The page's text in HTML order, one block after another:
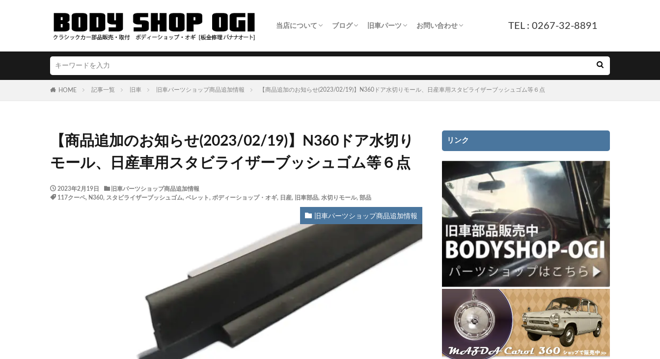
当店について ブログ 旧車パーツ お問い合わせ TEL : 0267-32-8891
HOME 記事一覧 旧車 旧車パーツショップ商品追加情報 【商品追加のお知らせ(2023/02/19)】N360ドア水切りモール、日産車用スタビライザーブッシュゴム等６点
【商品追加のお知らせ(2023/02/19)】N360ドア水切り
モール、日産車用スタビライザーブッシュゴム等６点
2023年2月19日
旧車パーツショップ商品追加情報
117クーペ, N360, スタビライザーブッシュゴム, ベレット, ボディーショップ・オギ, 日産, 旧車部品, 水切りモール, 部品
旧車パーツショップ商品追加情報
リンク